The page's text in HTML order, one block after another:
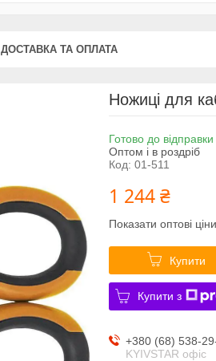
ДОСТАВКА ТА ОПЛАТА
Ножиці для
Готово до відправки
Оптом і в роздріб
Код: 01-511
1 244 ₴
Показати оптові ціни
Купити
Купити з
+380 (68) 538-
KYIVSTAR офіс